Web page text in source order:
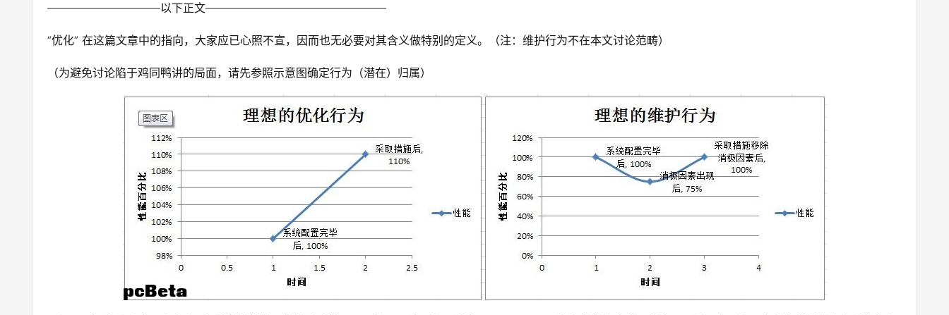
——————————以下正文————————————————
“优化” 在这篇文章中的指向，大家应已心照不宣，因而也无必要对其含义做特别的定义。（注：维护行为不在本文讨论范畴）
（为避免讨论陷于鸡同鸭讲的局面，请先参照示意图确定行为（潜在）归属）